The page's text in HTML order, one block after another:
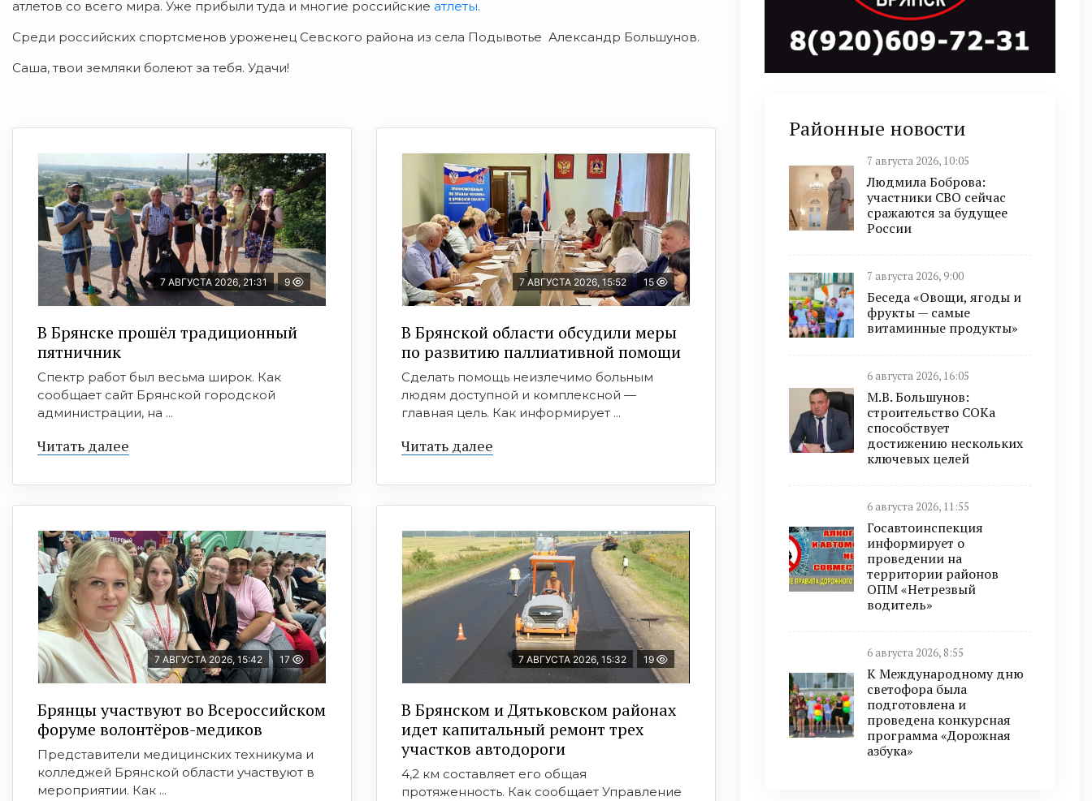
атлетов со всего мира. Уже прибыли туда и многие российские атлеты.
Среди российских спортсменов уроженец Севского района из села Подывотье Александр Большунов.
Саша, твои земляки болеют за тебя. Удачи!
7 АВГУСТА 2026, 21:31 9
В Брянске прошёл традиционный
пятничник
Спектр работ был весьма широк. Как
сообщает сайт Брянской городской
администрации, на ...
Читать далее
7 АВГУСТА 2026, 15:52 15
В Брянской области обсудили меры
по развитию паллиативной помощи
Сделать помощь неизлечимо больным
людям доступной и комплексной —
главная цель. Как информирует ...
Читать далее
7 АВГУСТА 2026, 15:42 17
Брянцы участвуют во Всероссийском
форуме волонтёров-медиков
Представители медицинских техникума и
колледжей Брянской области участвуют в
мероприятии. Как ...
7 АВГУСТА 2026, 15:32 19
В Брянском и Дятьковском районах
идет капитальный ремонт трех
участков автодороги
4,2 км составляет его общая
протяженность. Как сообщает Управление
Районные новости
7 августа 2026, 10:05
Людмила Боброва:
участники СВО сейчас
сражаются за будущее
России
7 августа 2026, 9:00
Беседа «Овощи, ягоды и
фрукты — самые
витаминные продукты»
6 августа 2026, 16:05
М.В. Большунов:
строительство СОКа
способствует
достижению нескольких
ключевых целей
6 августа 2026, 11:55
Госавтоинспекция
информирует о
проведении на
территории районов
ОПМ «Нетрезвый
водитель»
6 августа 2026, 8:55
К Международному дню
светофора была
подготовлена и
проведена конкурсная
программа «Дорожная
азбука»